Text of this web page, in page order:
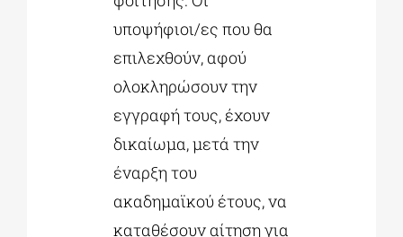
υποψήφιοι/ες που θα
επιλεχθούν, αφού
ολοκληρώσουν την
εγγραφή τους, έχουν
δικαίωμα, μετά την
έναρξη του
ακαδημαϊκού έτους, να
καταθέσουν αίτηση για